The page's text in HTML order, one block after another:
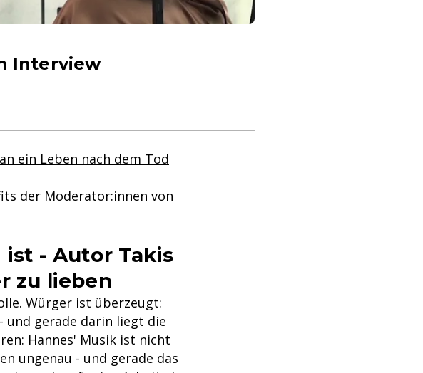
Interview
ein Leben nach dem Tod
der Moderator:innen von
- Autor Takis
zu lieben
Würger ist überzeugt:
und gerade darin liegt die
Hannes' Musik ist nicht
ungenau - und gerade das